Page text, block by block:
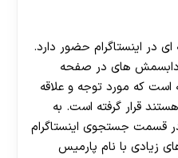
در اینستاگرام حضور دارد.
های در صفحه
که مورد توجه و علاقه
قرار گرفته است. به
قسمت جستجوی اینستاگرام
زیادی با نام پارمیس